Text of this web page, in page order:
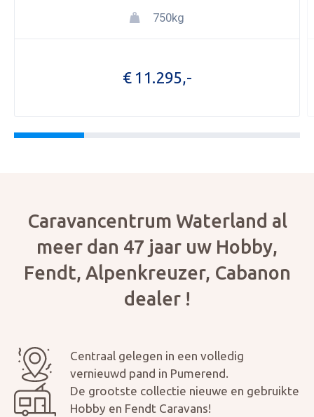
Foto bijvoegen
750kg
€ 11.295,-
Caravancentrum Waterland al
meer dan 47 jaar uw Hobby,
Fendt, Alpenkreuzer, Cabanon
dealer !
Centraal gelegen in een volledig
vernieuwd pand in Pumerend.
De grootste collectie nieuwe en gebruikte
Hobby en Fendt Caravans!